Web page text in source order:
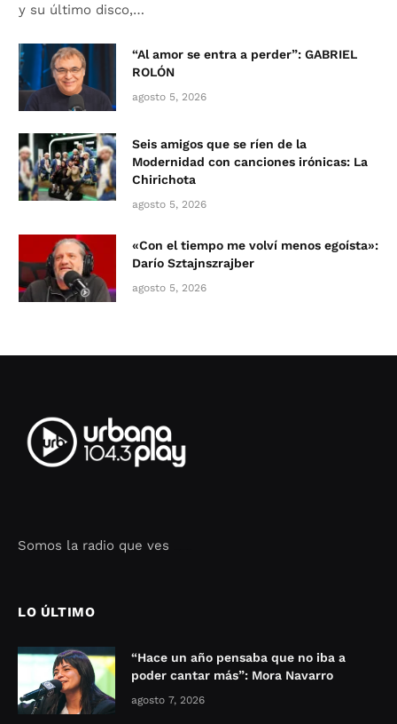
y su último disco,…
“Al amor se entra a perder”: GABRIEL
ROLÓN
agosto 5, 2026
Seis amigos que se ríen de la
Modernidad con canciones irónicas: La
Chirichota
agosto 5, 2026
«Con el tiempo me volví menos egoísta»:
Darío Sztajnszrajber
agosto 5, 2026
Somos la radio que ves
LO ÚLTIMO
“Hace un año pensaba que no iba a
poder cantar más”: Mora Navarro
agosto 7, 2026